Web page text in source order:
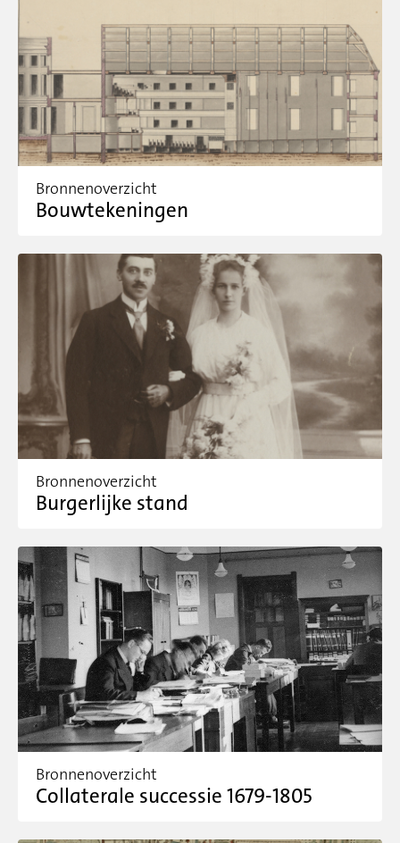
Bronnenoverzicht
Bouwtekeningen
Bronnenoverzicht
Burgerlijke stand
Bronnenoverzicht
Collaterale successie 1679-1805